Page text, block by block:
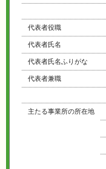
代表者役職
代表者氏名
代表者氏名ふりがな
代表者兼職
主たる事業所の所在地